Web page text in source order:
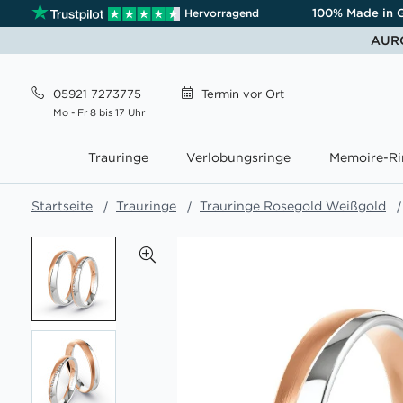
Hervorragend 100% Made in
05921 7273775
Mo - Fr 8 bis 17 Uhr
Termin vor Ort
Trauringe Verlobungsringe Memoire-
Startseite Trauringe Trauringe Rosegold Weißgold
Ende
der
Bildgalerie
springen